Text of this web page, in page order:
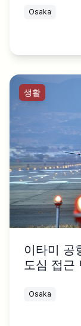
Osaka
생활
이타미 공
도심 접근
Osaka